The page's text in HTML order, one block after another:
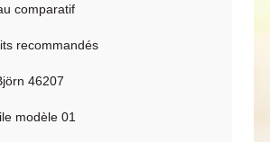
comparatif
recommandés
46207
modèle 01